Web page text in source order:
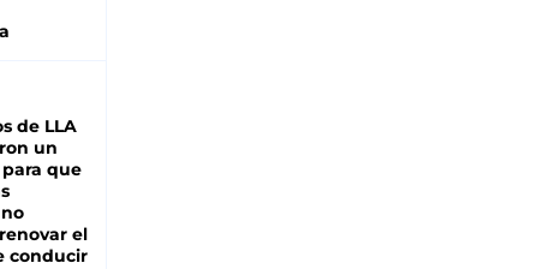
de LLA
un
que
el
conducir